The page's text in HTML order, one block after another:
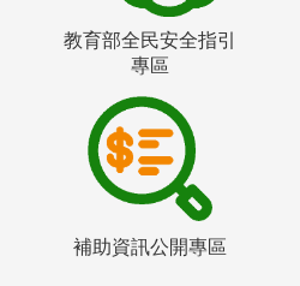
教育部全民安全指引
專區
補助資訊公開專區